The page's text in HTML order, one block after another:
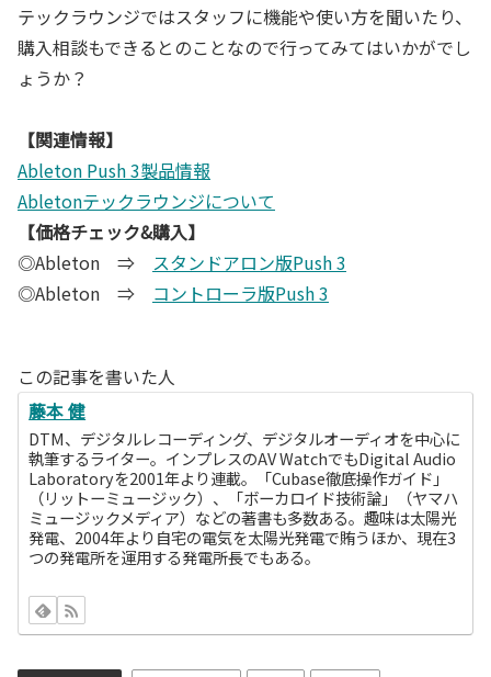
テックラウンジではスタッフに機能や使い方を聞いたり、
購入相談もできるとのことなので行ってみてはいかがでし
ょうか？
【関連情報】
Ableton Push 3製品情報
Abletonテックラウンジについて
【価格チェック&購入】
◎Ableton ⇒ スタンドアロン版Push 3
◎Ableton ⇒ コントローラ版Push 3
この記事を書いた人
藤本 健
DTM、デジタルレコーディング、デジタルオーディオを中心に
執筆するライター。インプレスのAV WatchでもDigital Audio
Laboratoryを2001年より連載。「Cubase徹底操作ガイド」
（リットーミュージック）、「ボーカロイド技術論」（ヤマハ
ミュージックメディア）などの著書も多数ある。趣味は太陽光
発電、2004年より自宅の電気を太陽光発電で賄うほか、現在3
つの発電所を運用する発電所長でもある。